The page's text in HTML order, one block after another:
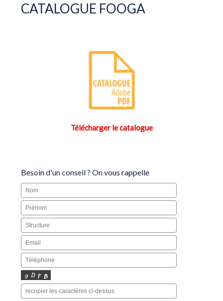
CATALOGUE FOOGA
Télécharger le catalogue
Besoin d'un conseil ? On vous rappelle